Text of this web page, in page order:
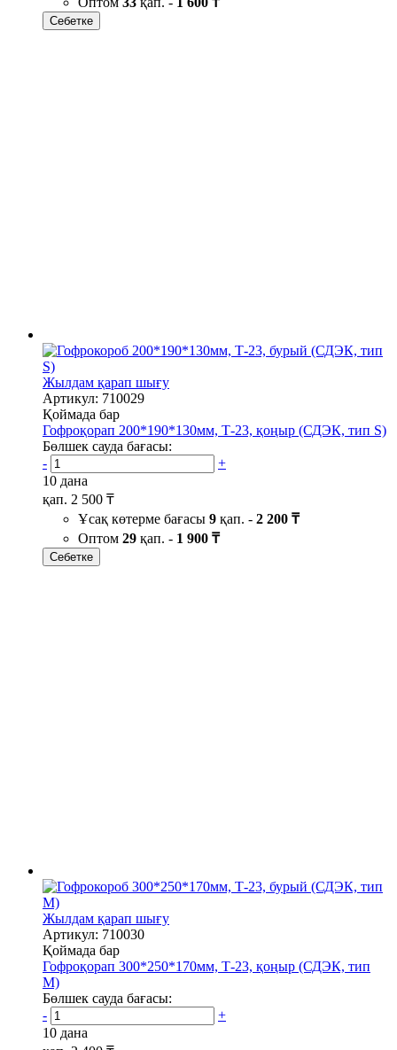
Себетке
Жылдам қарап шығу
Артикул: 710029
Қоймада бар
Гофроқорап 200*190*130мм, Т-23, қоңыр (СДЭК, тип S)
Бөлшек сауда бағасы:
-
+
10 дана
қап. 2 500 ₸
Ұсақ көтерме бағасы 9 қап. - 2 200 ₸
Оптом 29 қап. - 1 900 ₸
Себетке
Жылдам қарап шығу
Артикул: 710030
Қоймада бар
Гофроқорап 300*250*170мм, Т-23, қоңыр (СДЭК, тип
М)
Бөлшек сауда бағасы:
-
+
10 дана